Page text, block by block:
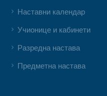
Наставни календар
Учионице и кабинети
Разредна настава
Предметна настава